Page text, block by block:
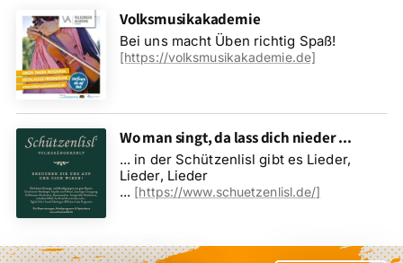
Volksmusikakademie
Bei uns macht Üben richtig Spaß!
[https://volksmusikakademie.de]
Wo man singt, da lass dich nieder ...
... in der Schützenlisl gibt es Lieder,
Lieder, Lieder
... [https://www.schuetzenlisl.de/]